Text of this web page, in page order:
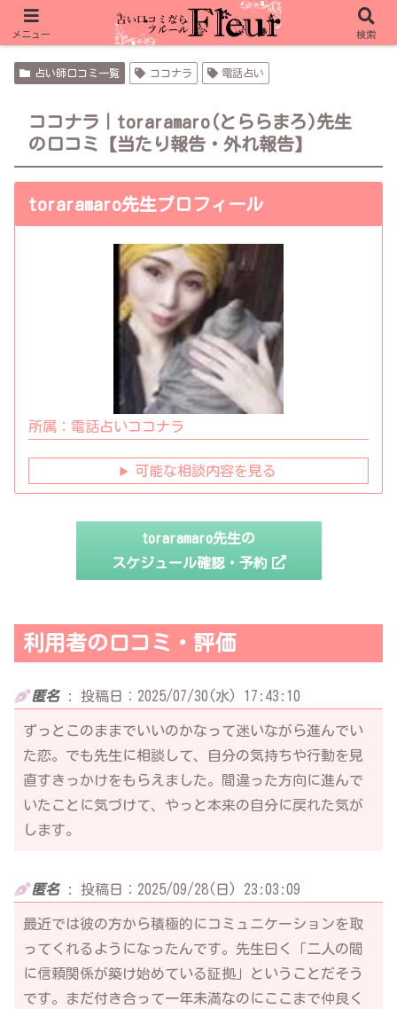
フルール限定特典 ピュアリ 合計15分無料
占い師口コミ一覧 ココナラ 電話占い
ココナラ｜toraramaro(とららまろ)先生
の口コミ【当たり報告・外れ報告】
toraramaro先生プロフィール
所属： 電話占いココナラ
可能な相談内容を見る
toraramaro先生の
スケジュール確認・予約
利用者の口コミ・評価
匿名: 投稿日：2025/07/30(水) 17:43:10
ずっとこのままでいいのかなって迷いながら進んでい
た恋。でも先生に相談して、自分の気持ちや行動を見
直すきっかけをもらえました。間違った方向に進んで
いたことに気づけて、やっと本来の自分に戻れた気が
します。
匿名: 投稿日：2025/09/28(日) 23:03:09
最近では彼の方から積極的にコミュニケーションを取
ってくれるようになったんです。先生曰く「二人の間
に信頼関係が築け始めている証拠」ということだそう
です。まだ付き合って一年未満なのにここまで仲良く
メニュー 検索